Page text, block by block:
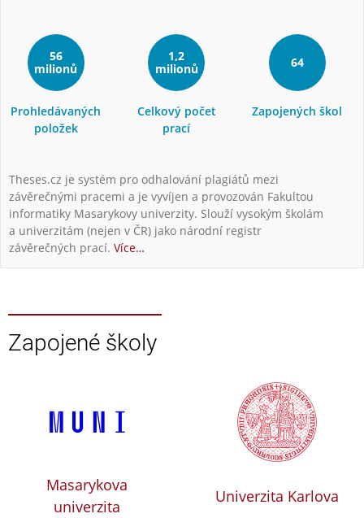
56
milionů
Prohledávaných
položek
1,2
milionů
Celkový počet
prací
64
Zapojených škol
Theses.cz je systém pro odhalování plagiátů mezi
závěrečnými pracemi a je vyvíjen a provozován Fakultou
informatiky Masarykovy univerzity. Slouží vysokým školám
a univerzitám (nejen v ČR) jako národní registr
závěrečných prací. Více…
Zapojené školy
Masarykova
univerzita
Univerzita Karlova